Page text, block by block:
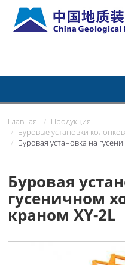
Главная
Продукция
Буровые установки
Буровая установка на
Буровая
гусеничном
краном XY-2L